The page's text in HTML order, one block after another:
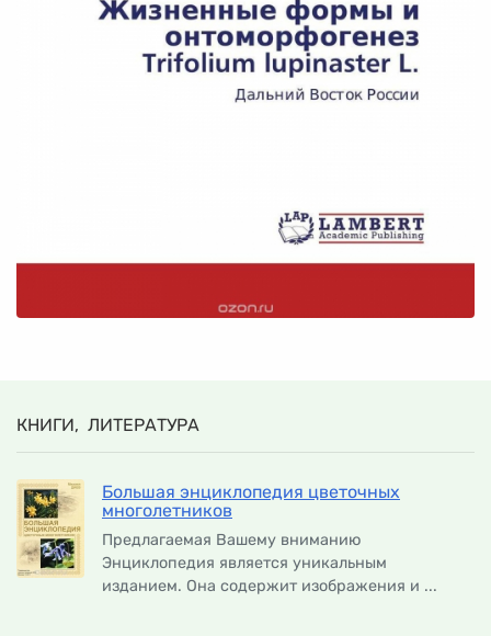
КНИГИ, ЛИТЕРАТУРА
Большая энциклопедия цветочных
многолетников
Предлагаемая Вашему вниманию
Энциклопедия является уникальным
изданием. Она содержит изображения и ...